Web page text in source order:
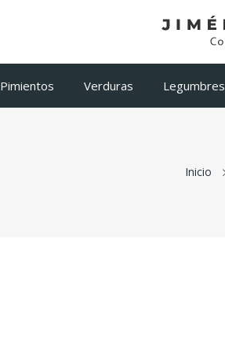
Pimientos Verduras Legumbres
Inicio